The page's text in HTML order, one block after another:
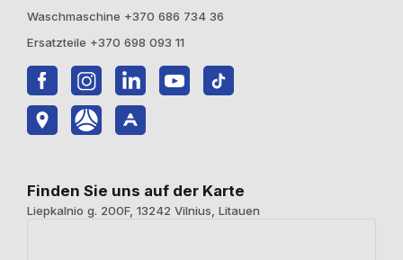
Waschmaschine +370 686 734 36
Ersatzteile +370 698 093 11
Finden Sie uns auf der Karte
Liepkalnio g. 200F, 13242 Vilnius, Litauen